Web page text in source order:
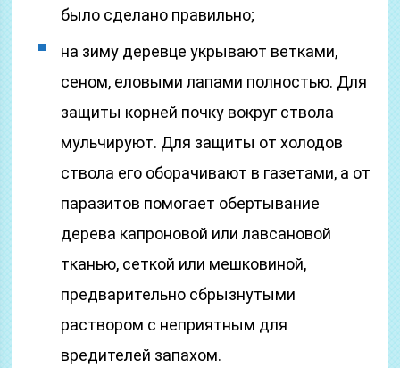
было сделано правильно;
на зиму деревце укрывают ветками,
сеном, еловыми лапами полностью. Для
защиты корней почку вокруг ствола
мульчируют. Для защиты от холодов
ствола его оборачивают в газетами, а от
паразитов помогает обертывание
дерева капроновой или лавсановой
тканью, сеткой или мешковиной,
предварительно сбрызнутыми
раствором с неприятным для
вредителей запахом.